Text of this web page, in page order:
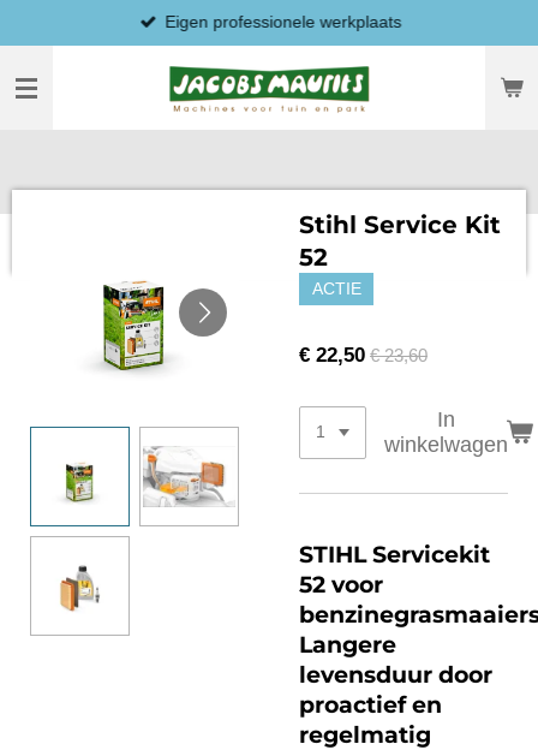
direct
naar
hoofdinhoud
Eigen professionele werkplaats
Stihl Service Kit
52
ACTIE
€ 22,50 € 23,60
In
winkelwagen
STIHL Servicekit
52 voor
Langere
levensduur door
proactief en
regelmatig